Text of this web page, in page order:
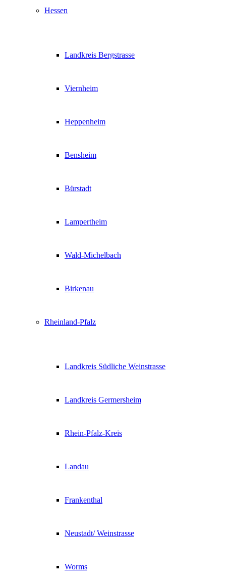
Hessen
Landkreis Bergstrasse
Viernheim
Heppenheim
Bensheim
Bürstadt
Lampertheim
Wald-Michelbach
Birkenau
Rheinland-Pfalz
Landkreis Südliche Weinstrasse
Landkreis Germersheim
Rhein-Pfalz-Kreis
Landau
Frankenthal
Neustadt/ Weinstrasse
Worms